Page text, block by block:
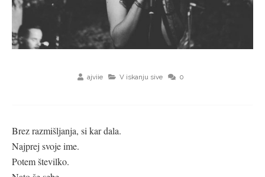
ajviie V iskanju sive 0
Brez razmišljanja, si kar dala.
Najprej svoje ime.
Potem številko.